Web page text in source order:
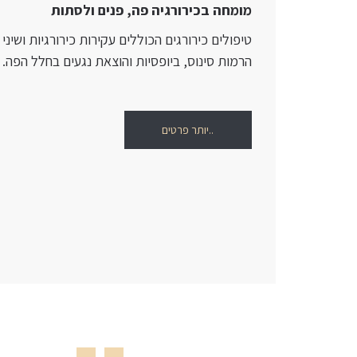
מומחה בכירורגיה פה, פנים ולסתות
טיפולים כירורגים הכוללים עקירות כירורגיות
הרמות סינוס, ביופסיות והוצאת נגעים בחלל הפה.
..יותר פרטים